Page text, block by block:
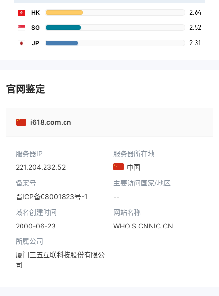
HK 2.64
SG 2.52
JP 2.31
官网鉴定
i618.com.cn
服务器IP
221.204.232.52
服务器所在地
中国
备案号
晋ICP备08001823号-1
主要访问国家/地区
--
域名创建时间
2000-06-23
网站名称
WHOIS.CNNIC.CN
所属公司
厦门三五互联科技股份有限公
司